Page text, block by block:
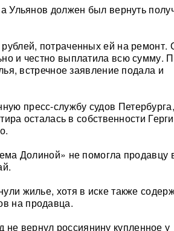
Ульянов должен был вернуть
потраченных ей на ремонт.
и честно выплатила всю сумму.
встречное заявление подала и
пресс-службу судов
осталась в собственности
Долиной» не помогла продавцу
жилье, хотя в иске также
на продавца.
не вернул россиянину купленное у